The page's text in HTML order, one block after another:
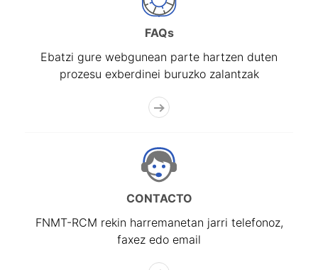
FAQs
Ebatzi gure webgunean parte hartzen duten
prozesu exberdinei buruzko zalantzak
CONTACTO
FNMT-RCM rekin harremanetan jarri telefonoz,
faxez edo email